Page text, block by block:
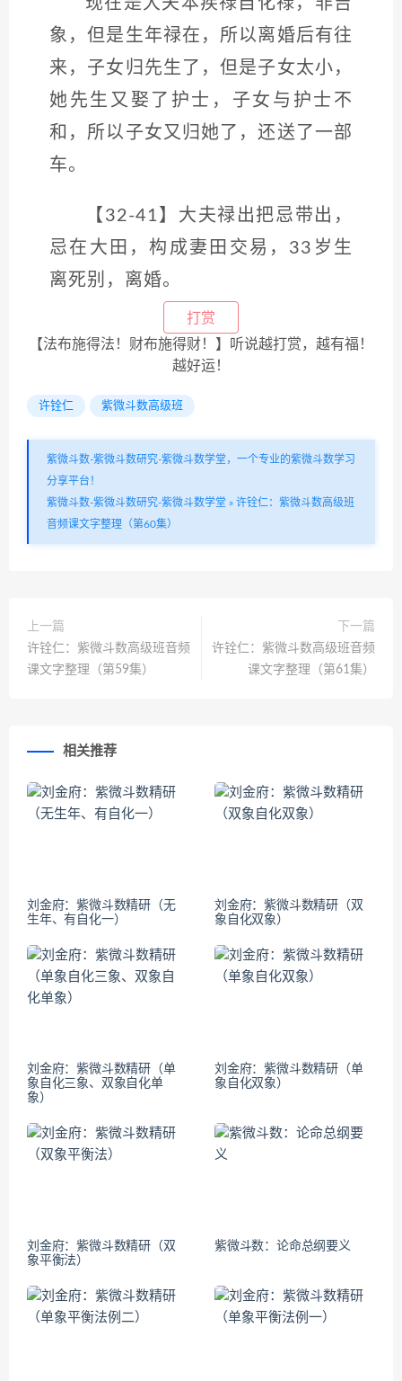
现在是大夫本疾禄自化禄，非吉
象，但是生年禄在，所以离婚后有往
来，子女归先生了，但是子女太小，
她先生又娶了护士，子女与护士不
和，所以子女又归她了，还送了一部
车。
【32-41】大夫禄出把忌带出，
忌在大田，构成妻田交易，33岁生
离死别，离婚。
打赏
【法布施得法！财布施得财！】听说越打赏，越有福！
越好运！
许铨仁 紫微斗数高级班
紫微斗数-紫微斗数研究-紫微斗数学堂，一个专业的紫微斗数学习
分享平台！
紫微斗数-紫微斗数研究-紫微斗数学堂 » 许铨仁：紫微斗数高级班
音频课文字整理（第60集）
上一篇
许铨仁：紫微斗数高级班音频
课文字整理（第59集）
下一篇
许铨仁：紫微斗数高级班音频
课文字整理（第61集）
相关推荐
刘金府：紫微斗数精研（无
生年、有自化一）
刘金府：紫微斗数精研（双
象自化双象）
刘金府：紫微斗数精研（单
象自化三象、双象自化单
象）
刘金府：紫微斗数精研（单
象自化双象）
刘金府：紫微斗数精研（双
象平衡法）
紫微斗数：论命总纲要义